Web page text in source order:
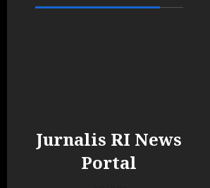
Jurnalis RI News
Portal